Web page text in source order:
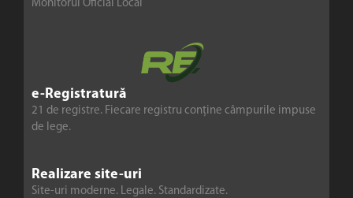
Monitorul Oficial Local
e-Registratură
21 de registre. Fiecare registru conține câmpurile impuse
de lege.
Realizare site-uri
Site-uri moderne. Legale. Standardizate.